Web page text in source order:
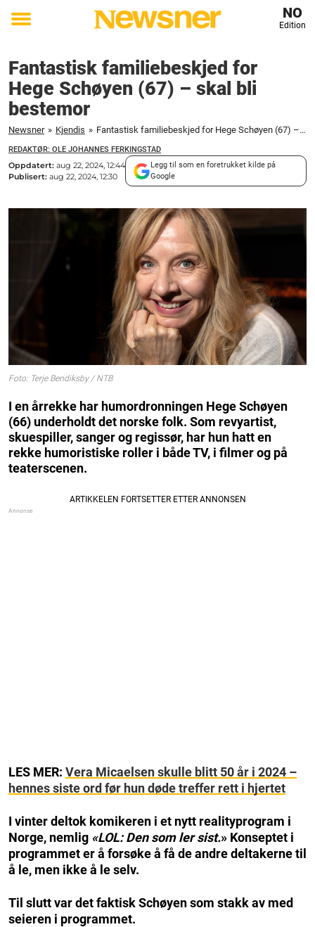
Toggle
NO
Edition
Fantastisk familiebeskjed for
Hege Schøyen (67) – skal bli
bestemor
Newsner » Kjendis » Fantastisk familiebeskjed for Hege Schøyen (67) – skal bli bestemor
REDAKTØR: OLE JOHANNES FERKINGSTAD
Oppdatert: aug 22, 2024, 12:44
Publisert: aug 22, 2024, 12:30
Legg til som en foretrukket kilde på
Google
Foto: Terje Bendiksby / NTB
I en årrekke har humordronningen Hege Schøyen
(66) underholdt det norske folk. Som revyartist,
skuespiller, sanger og regissør, har hun hatt en
rekke humoristiske roller i både TV, i filmer og på
teaterscenen.
LES MER: Vera Micaelsen skulle blitt 50 år i 2024 –
hennes siste ord før hun døde treffer rett i hjertet
I vinter deltok komikeren i et nytt realityprogram i
Norge, nemlig «LOL: Den som ler sist.» Konseptet i
programmet er å forsøke å få de andre deltakerne til
å le, men ikke å le selv.
Til slutt var det faktisk Schøyen som stakk av med
seieren i programmet.